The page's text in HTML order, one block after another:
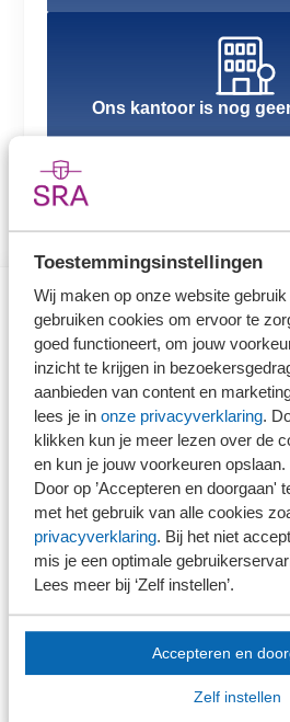
Toestemmingsinstellingen
Wij maken op onze website
gebruiken cookies om ervoor te
goed functioneert, om jouw
inzicht te krijgen in
aanbieden van content en
lees je in onze privacyverklaring.
klikken kun je meer lezen over de
en kun je jouw voorkeuren opslaan.
Door op ’Accepteren en doorgaan'
met het gebruik van alle cookies
privacyverklaring. Bij het niet
mis je een optimale
Lees meer bij ‘Zelf instellen’.
Accepteren en
Zelf instellen
Ons kantoor is nog
Direct naar
Stel je vaktechnische vraag
Branche in Zicht
Dossiers
Kantoorvinder
Nieuwsbank
Handige links
Veilig bestanden delen